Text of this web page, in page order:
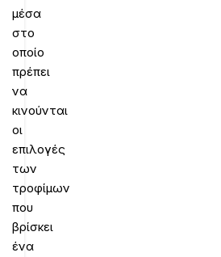
μέσα
στο
οποίο
πρέπει
να
κινούνται
οι
επιλογές
των
τροφίμων
που
βρίσκει
ένα